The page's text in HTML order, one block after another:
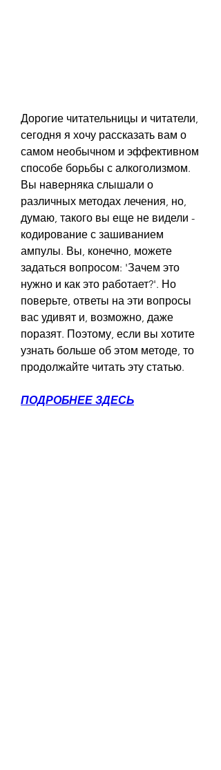
Дорогие читательницы и читатели,
сегодня я хочу рассказать вам о
самом необычном и эффективном
способе борьбы с алкоголизмом.
Вы наверняка слышали о
различных методах лечения, но,
думаю, такого вы еще не видели -
кодирование с зашиванием
ампулы. Вы, конечно, можете
задаться вопросом: 'Зачем это
нужно и как это работает?'. Но
поверьте, ответы на эти вопросы
вас удивят и, возможно, даже
поразят. Поэтому, если вы хотите
узнать больше об этом методе, то
продолжайте читать эту статью.
ПОДРОБНЕЕ ЗДЕСЬ